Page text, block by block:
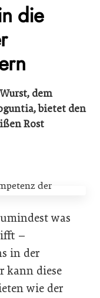
die
dem
bietet den
Rost
was
–
in der
kann diese
wie der